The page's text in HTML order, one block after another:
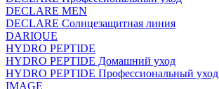
DECLARE MEN
DECLARE Солнцезащитная линия
DARIQUE
HYDRO PEPTIDE
HYDRO PEPTIDE Домашний уход
HYDRO PEPTIDE Профессиональный уход
IMAGE